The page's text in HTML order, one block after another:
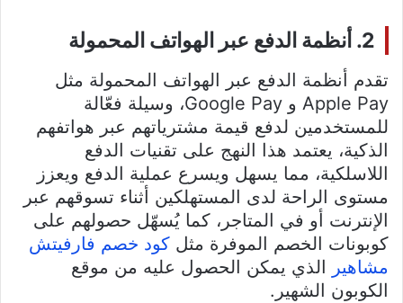
2. أنظمة الدفع عبر الهواتف المحمولة
تقدم أنظمة الدفع عبر الهواتف المحمولة مثل
Apple Pay و Google Pay، وسيلة فعّالة
للمستخدمين لدفع قيمة مشترياتهم عبر هواتفهم
الذكية، يعتمد هذا النهج على تقنيات الدفع
اللاسلكية، مما يسهل ويسرع عملية الدفع ويعزز
مستوى الراحة لدى المستهلكين أثناء تسوقهم عبر
الإنترنت أو في المتاجر، كما يُسهّل حصولهم على
كوبونات الخصم الموفرة مثل كود خصم فارفيتش
مشاهير الذي يمكن الحصول عليه من موقع
الكوبون الشهير.